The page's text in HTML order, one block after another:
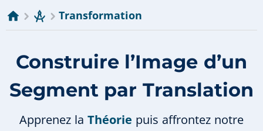
Transformation
Construire l’Image d’un
Segment par Translation
Apprenez laThéorie puis affrontez notre